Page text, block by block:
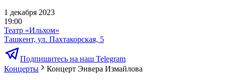
1 декабря 2023
19:00
Театр «Ильхом»
Ташкент, ул. Пахтакорская, 5
Подпишитесь на наш Telegram
Концерты
Концерт Энвера Измайлова